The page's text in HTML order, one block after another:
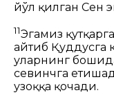
йўл қилган Сен
11Эгамиз
айтиб Қуддусга
уларнинг
севинчга
узоққа қочади.